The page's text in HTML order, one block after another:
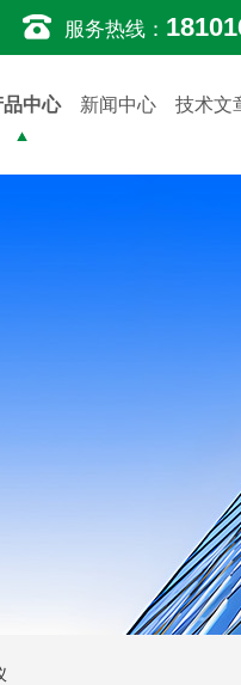
服务热线：
品中心 新闻中心 技术文